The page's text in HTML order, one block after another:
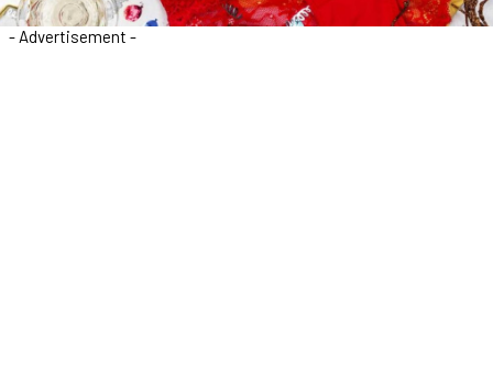
- Advertisement -